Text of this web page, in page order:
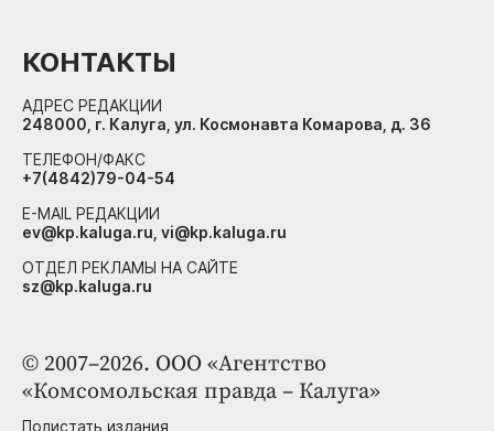
© 2007–2026. ООО «Агентство
«Комсомольская правда – Калуга»
Полистать издания
КОНТАКТЫ
АДРЕС РЕДАКЦИИ
248000, г. Калуга, ул. Космонавта Комарова, д. 36
ТЕЛЕФОН/ФАКС
+7(4842)79-04-54
E-MAIL РЕДАКЦИИ
ev@kp.kaluga.ru, vi@kp.kaluga.ru
ОТДЕЛ РЕКЛАМЫ НА САЙТЕ
sz@kp.kaluga.ru